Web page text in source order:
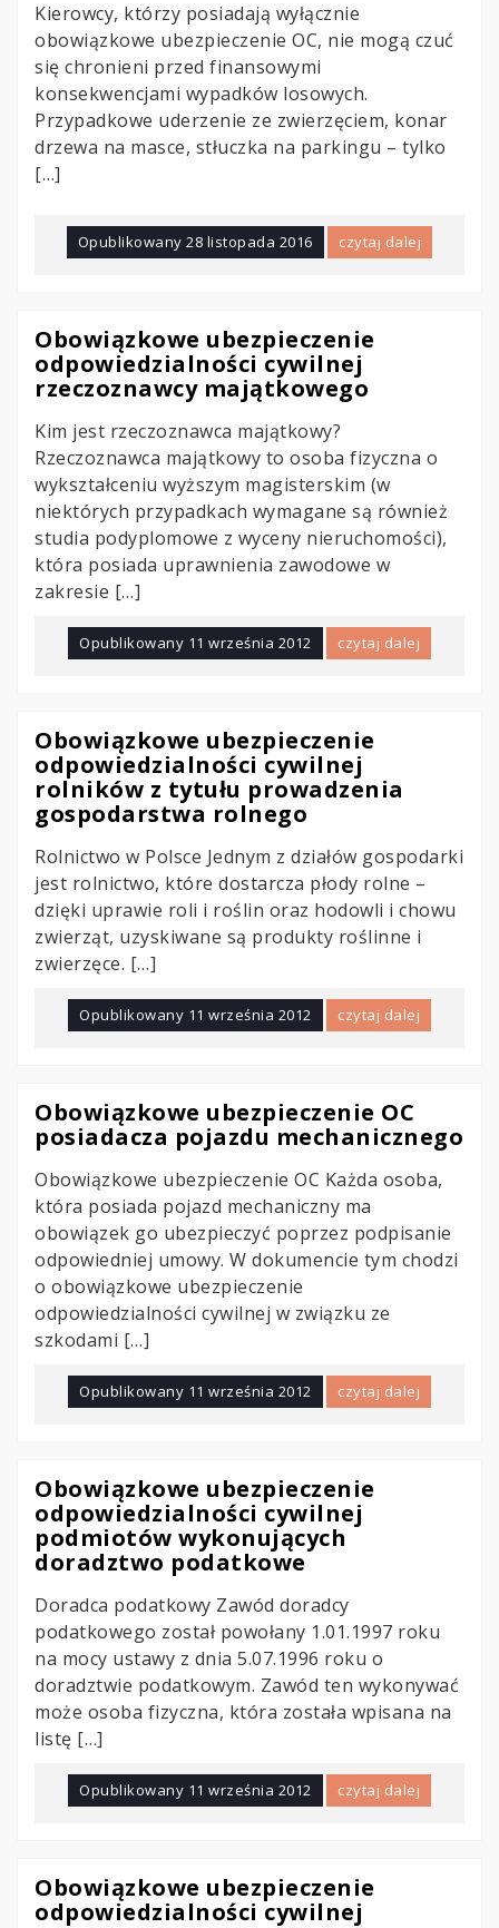
Kierowcy, którzy posiadają wyłącznie
obowiązkowe ubezpieczenie OC, nie mogą czuć
się chronieni przed finansowymi
konsekwencjami wypadków losowych.
Przypadkowe uderzenie ze zwierzęciem, konar
drzewa na masce, stłuczka na parkingu – tylko
[…]
Opublikowany28 listopada 2016 czytaj dalej
Obowiązkowe ubezpieczenie
odpowiedzialności cywilnej
rzeczoznawcy majątkowego
Kim jest rzeczoznawca majątkowy?
Rzeczoznawca majątkowy to osoba fizyczna o
wykształceniu wyższym magisterskim (w
niektórych przypadkach wymagane są również
studia podyplomowe z wyceny nieruchomości),
która posiada uprawnienia zawodowe w
zakresie […]
Opublikowany 11 września 2012 czytaj dalej
Obowiązkowe ubezpieczenie
odpowiedzialności cywilnej
rolników z tytułu prowadzenia
gospodarstwa rolnego
Rolnictwo w Polsce Jednym z działów gospodarki
jest rolnictwo, które dostarcza płody rolne –
dzięki uprawie roli i roślin oraz hodowli i chowu
zwierząt, uzyskiwane są produkty roślinne i
zwierzęce. […]
Opublikowany 11 września 2012 czytaj dalej
Obowiązkowe ubezpieczenie OC
posiadacza pojazdu mechanicznego
Obowiązkowe ubezpieczenie OC Każda osoba,
która posiada pojazd mechaniczny ma
obowiązek go ubezpieczyć poprzez podpisanie
odpowiedniej umowy. W dokumencie tym chodzi
o obowiązkowe ubezpieczenie
odpowiedzialności cywilnej w związku ze
szkodami […]
Opublikowany 11 września 2012 czytaj dalej
Obowiązkowe ubezpieczenie
odpowiedzialności cywilnej
podmiotów wykonujących
doradztwo podatkowe
Doradca podatkowy Zawód doradcy
podatkowego został powołany 1.01.1997 roku
na mocy ustawy z dnia 5.07.1996 roku o
doradztwie podatkowym. Zawód ten wykonywać
może osoba fizyczna, która została wpisana na
listę […]
Opublikowany 11 września 2012 czytaj dalej
Obowiązkowe ubezpieczenie
odpowiedzialności cywilnej